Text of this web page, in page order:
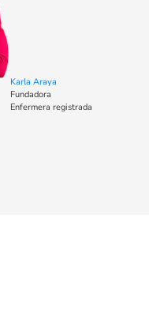
Karla Araya
Fundadora
Enfermera registrada